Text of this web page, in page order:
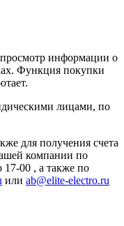
информации о
Функция покупки
лицами, по
для получения счета
компании по
17-00 , а также по
или ab@elite-electro.ru